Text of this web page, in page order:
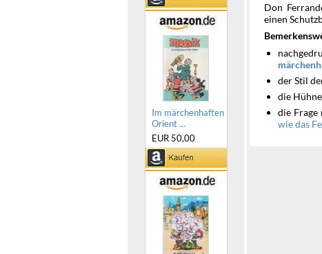
Im märchenhaften
Orient ...
EUR 50,00
Don
einen
der Stil
die
die
wie das